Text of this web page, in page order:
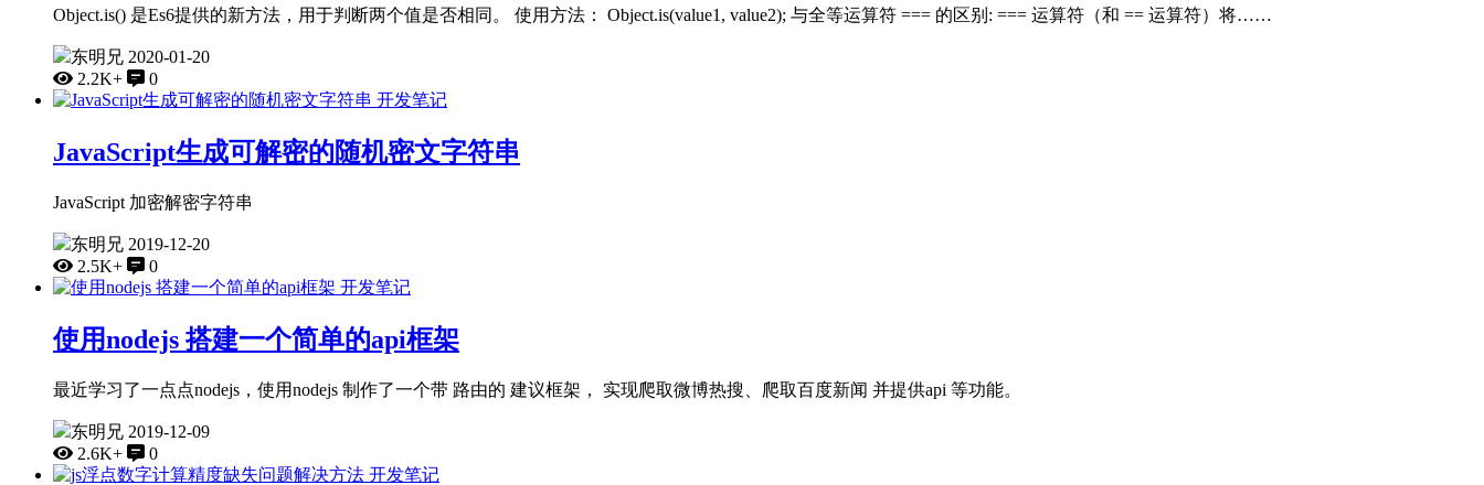
Object.is() 是Es6提供的新方法，用于判断两个值是否相同。 使用方法： Object.is(value1, value2); 与全等运算符 === 的区别: === 运算符（和 == 运算符）将……
东明兄 2020-01-20
2.2K+
0
开发笔记
JavaScript生成可解密的随机密文字符串
JavaScript 加密解密字符串
东明兄 2019-12-20
2.5K+
0
开发笔记
使用nodejs 搭建一个简单的api框架
最近学习了一点点nodejs，使用nodejs 制作了一个带 路由的 建议框架， 实现爬取微博热搜、爬取百度新闻 并提供api 等功能。
东明兄 2019-12-09
2.6K+
0
开发笔记